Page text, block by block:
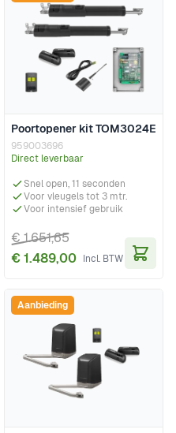
Poortopener kit TOM3024E
959003696
Direct leverbaar
Snel open, 11 seconden
Voor vleugels tot 3 mtr.
Voor intensief gebruik
€ 1.489,00
€ 1.651,65
Aanbieding